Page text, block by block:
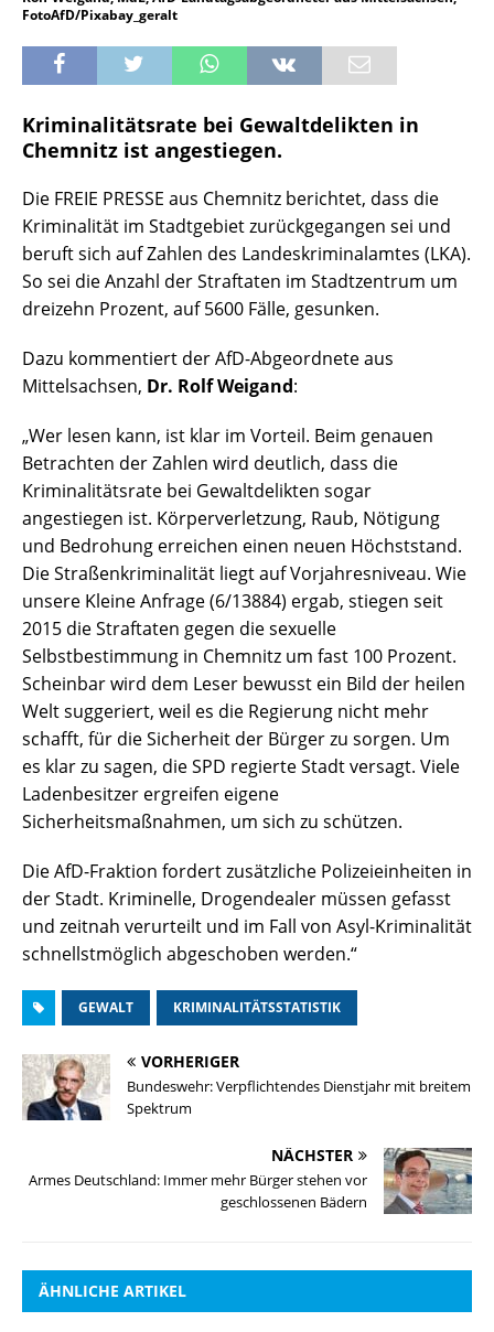
FotoAfD/Pixabay_geralt
Kriminalitätsrate bei Gewaltdelikten in
Chemnitz ist angestiegen.
Die FREIE PRESSE aus Chemnitz berichtet, dass die
Kriminalität im Stadtgebiet zurückgegangen sei und
beruft sich auf Zahlen des Landeskriminalamtes (LKA).
So sei die Anzahl der Straftaten im Stadtzentrum um
dreizehn Prozent, auf 5600 Fälle, gesunken.
Dazu kommentiert der AfD-Abgeordnete aus
Mittelsachsen, Dr. Rolf Weigand:
„Wer lesen kann, ist klar im Vorteil. Beim genauen
Betrachten der Zahlen wird deutlich, dass die
Kriminalitätsrate bei Gewaltdelikten sogar
angestiegen ist. Körperverletzung, Raub, Nötigung
und Bedrohung erreichen einen neuen Höchststand.
Die Straßenkriminalität liegt auf Vorjahresniveau. Wie
unsere Kleine Anfrage (6/13884) ergab, stiegen seit
2015 die Straftaten gegen die sexuelle
Selbstbestimmung in Chemnitz um fast 100 Prozent.
Scheinbar wird dem Leser bewusst ein Bild der heilen
Welt suggeriert, weil es die Regierung nicht mehr
schafft, für die Sicherheit der Bürger zu sorgen. Um
es klar zu sagen, die SPD regierte Stadt versagt. Viele
Ladenbesitzer ergreifen eigene
Sicherheitsmaßnahmen, um sich zu schützen.
Die AfD-Fraktion fordert zusätzliche Polizeieinheiten in
der Stadt. Kriminelle, Drogendealer müssen gefasst
und zeitnah verurteilt und im Fall von Asyl-Kriminalität
schnellstmöglich abgeschoben werden.“
GEWALT KRIMINALITÄTSSTATISTIK
VORHERIGER
Bundeswehr: Verpflichtendes Dienstjahr mit breitem
Spektrum
NÄCHSTER
Armes Deutschland: Immer mehr Bürger stehen vor
geschlossenen Bädern
ÄHNLICHE ARTIKEL